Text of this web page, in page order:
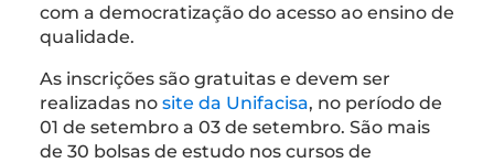
com a democratização do acesso ao ensino de
qualidade.
As inscrições são gratuitas e devem ser
realizadas no site da Unifacisa, no período de
01 de setembro a 03 de setembro. São mais
de 30 bolsas de estudo nos cursos de